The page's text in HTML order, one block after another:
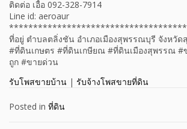
ติดต่อ เอื้อ 092-328-7914
Line id: aeroaur
ที่อยู่ ตำบลตลิ่งชัน อำเภอเมืองสุพรรณบุรี จังหวั
#ที่ดินเกษตร #ที่ดินเกษียณ #ที่ดินเมืองสุพรรณ #
ถูก #ขายด่วน
รับโพสขายบ้าน | รับจ้างโพสขายที่ดิน
Posted in ที่ดิน